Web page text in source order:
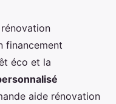
financement
éco et la
aide rénovation